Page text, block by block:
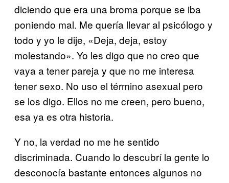
diciendo que era una broma porque se iba
poniendo mal. Me quería llevar al psicólogo y
todo y yo le dije, «Deja, deja, estoy
molestando». Yo les digo que no creo que
vaya a tener pareja y que no me interesa
tener sexo. No uso el término asexual pero
se los digo. Ellos no me creen, pero bueno,
esa ya es otra historia.
Y no, la verdad no me he sentido
discriminada. Cuando lo descubrí la gente lo
desconocía bastante entonces algunos no